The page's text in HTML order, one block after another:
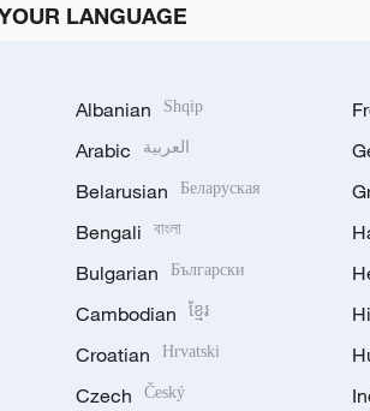
LANGUAGE
Albanian Shqip
Arabic العربية
Belarusian Беларуская
Bengali বাংলা
Bulgarian Български
Cambodian ខ្មែរ
Croatian Hrvatski
Czech Český